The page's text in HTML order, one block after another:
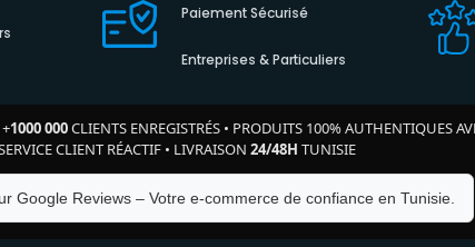
Paiement Sécurisé
Entreprises & Particuliers
+1000 000CLIENTS ENREGISTRÉS• PRODUITS 100% AUTHENTIQUES
CLIENT RÉACTIF • LIVRAISON 24/48H TUNISIE
Google Reviews – Votre e-commerce de confiance en Tunisie.